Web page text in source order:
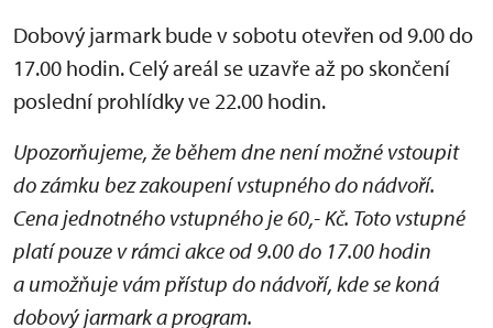
Dobový jarmark bude v sobotu otevřen od 9.00 do
17.00 hodin. Celý areál se uzavře až po skončení
poslední prohlídky ve 22.00 hodin.
Upozorňujeme, že během dne není možné vstoupit
do zámku bez zakoupení vstupného do nádvoří.
Cena jednotného vstupného je 60,- Kč. Toto vstupné
platí pouze v rámci akce od 9.00 do 17.00 hodin
a umožňuje vám přístup do nádvoří, kde se koná
dobový jarmark a program.